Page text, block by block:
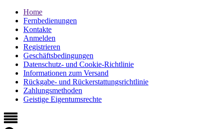
Home
Fernbedienungen
Kontakte
Anmelden
Registrieren
Geschäftsbedingungen
Datenschutz- und Cookie-Richtlinie
Informationen zum Versand
Rückgabe- und Rückerstattungsrichtlinie
Zahlungsmethoden
Geistige Eigentumsrechte